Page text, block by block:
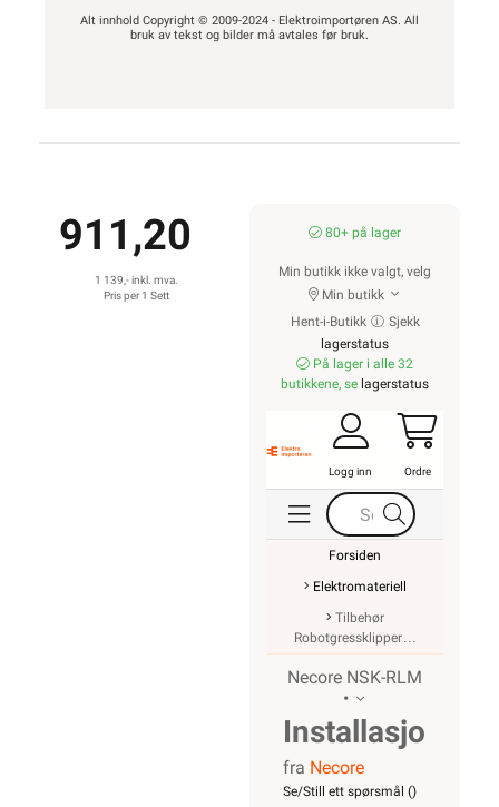
Alt innhold Copyright © 2009-2024 - Elektroimportøren AS. All
bruk av tekst og bilder må avtales før bruk.
911,20
1 139,- inkl. mva.
Pris per 1 Sett
80+ på lager
Min butikk ikke valgt, velg
Min butikk
Hent-i-Butikk
Sjekk
lagerstatus
På lager i alle 32
butikkene, se lagerstatus
Logg inn Ordre
Forsiden
Elektromateriell
Tilbehør
Robotgressklipper
Necore NSK-RLM
•
for
fra Necore
Se/Still ett spørsmål ()